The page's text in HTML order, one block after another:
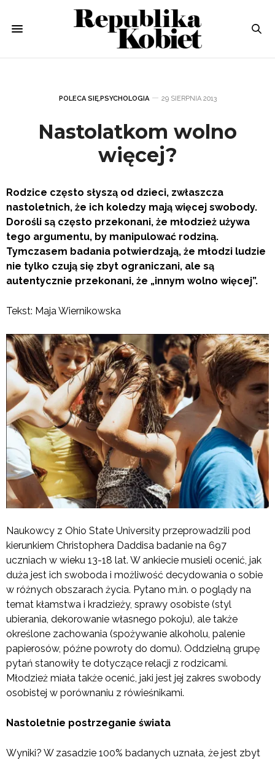
POLECA SIĘ,PSYCHOLOGIA 29 SIERPNIA 2013
Nastolatkom wolno
więcej?
Rodzice często słyszą od dzieci, zwłaszcza
nastoletnich, że ich koledzy mają więcej swobody.
Dorośli są często przekonani, że młodzież używa
tego argumentu, by manipulować rodziną.
Tymczasem badania potwierdzają, że młodzi ludzie
nie tylko czują się zbyt ograniczani, ale są
autentycznie przekonani, że „innym wolno więcej”.
Tekst: Maja Wiernikowska
Naukowcy z Ohio State University przeprowadzili pod
kierunkiem Christophera Daddisa badanie na 697
uczniach w wieku 13-18 lat. W ankiecie musieli ocenić, jak
duża jest ich swoboda i możliwość decydowania o sobie
w różnych obszarach życia. Pytano m.in. o poglądy na
temat kłamstwa i kradzieży, sprawy osobiste (styl
ubierania, dekorowanie własnego pokoju), ale także
określone zachowania (spożywanie alkoholu, palenie
papierosów, późne powroty do domu). Oddzielną grupę
pytań stanowiły te dotyczące relacji z rodzicami.
Młodzież miała także ocenić, jaki jest jej zakres swobody
osobistej w porównaniu z rówieśnikami.
Nastoletnie postrzeganie świata
Wyniki? W zasadzie 100% badanych uznała, że jest zbyt